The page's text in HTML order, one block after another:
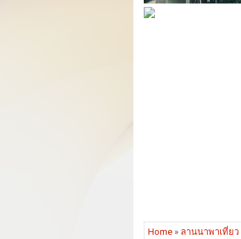
Home » ลานนาพาเที่ยว